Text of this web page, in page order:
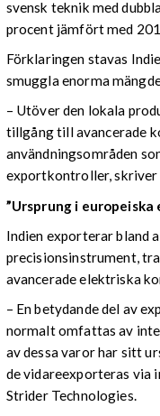
svensk teknik med
procent jämfört med
Förklaringen stavas
smuggla enorma
– Utöver den lokala
tillgång till avancerade
användningsområden
exportkontroller, skriver
”Ursprung i europeiska
Indien exporterar bland
precisionsinstrument,
avancerade elektriska
– En betydande del av
normalt omfattas av
av dessa varor har sitt
de vidareexporteras via
Strider Technologies.